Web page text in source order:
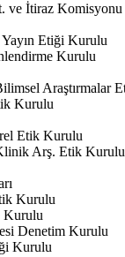
ve İtiraz Komisyonu
Etiği Kurulu
Kurulu
Araştırmalar
Kurulu
Etik Kurulu
Arş. Etik Kurulu
Kurulu
Kurulu
Denetim Kurulu
Kurulu